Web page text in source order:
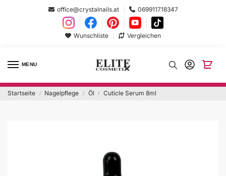
office@crystalnails.at 069911718347
Wunschliste Vergleichen
MENU
Startseite / Nagelpflege / Öl / Cuticle Serum 8ml